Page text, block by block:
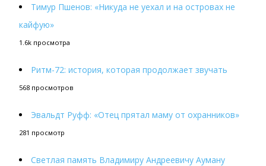
Тимур Пшенов: «Никуда не уехал и на островах не
кайфую»
1.6k просмотра
Ритм-72: история, которая продолжает звучать
568 просмотров
Эвальдт Руфф: «Отец прятал маму от охранников»
281 просмотр
Светлая память Владимиру Андреевичу Ауману